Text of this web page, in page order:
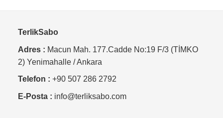
TerlikSabo
Adres : Macun Mah. 177.Cadde No:19 F/3 (TİMKO
2) Yenimahalle / Ankara
Telefon : +90 507 286 2792
E-Posta : info@terliksabo.com